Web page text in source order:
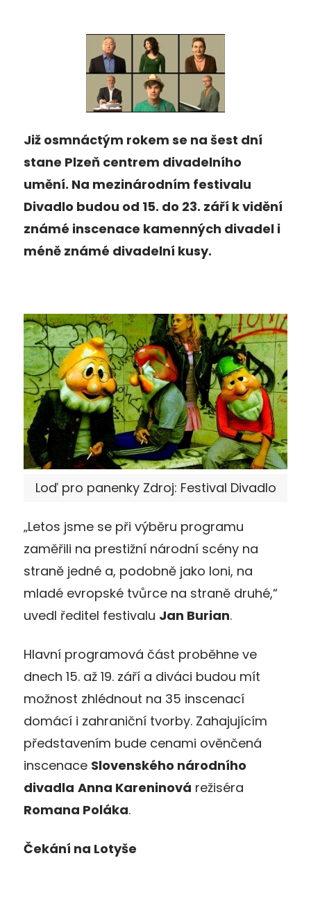
Již osmnáctým rokem se na šest dní
stane Plzeň centrem divadelního
umění. Na mezinárodním festivalu
Divadlo budou od 15. do 23. září k vidění
známé inscenace kamenných divadel i
méně známé divadelní kusy.
Loď pro panenky Zdroj: Festival Divadlo
„Letos jsme se při výběru programu
zaměřili na prestižní národní scény na
straně jedné a, podobně jako loni, na
mladé evropské tvůrce na straně druhé,“
uvedl ředitel festivalu Jan Burian.
Hlavní programová část proběhne ve
dnech 15. až 19. září a diváci budou mít
možnost zhlédnout na 35 inscenací
domácí i zahraniční tvorby. Zahajujícím
představením bude cenami ověnčená
inscenace Slovenského národního
divadla Anna Kareninová režiséra
Romana Poláka.
Čekání na Lotyše